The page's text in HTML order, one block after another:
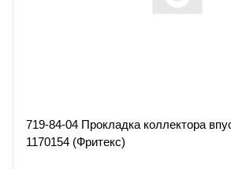
719-84-04 Прокладка коллектора
1170154 (Фритекс)